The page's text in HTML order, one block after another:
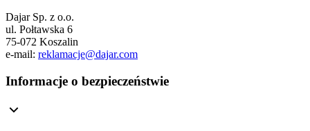
Dajar Sp. z o.o.
ul. Połtawska 6
75-072 Koszalin
e-mail: reklamacje@dajar.com
Informacje o bezpieczeństwie